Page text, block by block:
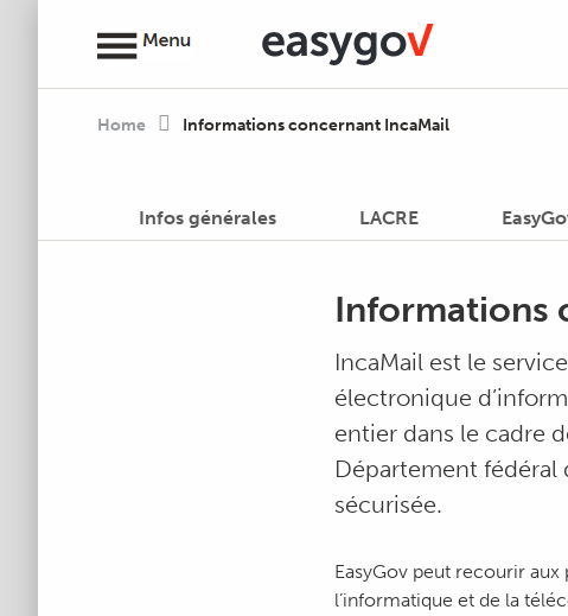
Home Informations concernant IncaMail
Infos générales LACRE
Informations
IncaMail est le
électronique
entier dans le cadre
Département fédéral
sécurisée.
EasyGov peut recourir
l’informatique et de la